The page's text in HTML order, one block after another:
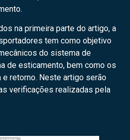
na primeira parte do artigo, a
tem como objetivo
do sistema de
de esticamento, bem como os
retorno. Neste artigo serão
verificações realizadas pela